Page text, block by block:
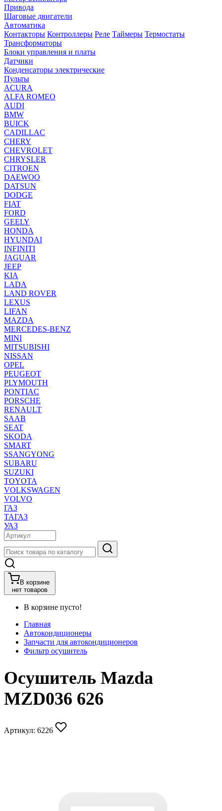
Привода
Шаговые двигатели
Автоматика
Контакторы Контроллеры Реле Таймеры Термостаты
Трансформаторы
Блоки управления и платы
Датчики
Конденсаторы электрические
Пульты
ACURA
ALFA ROMEO
AUDI
BMW
BUICK
CADILLAC
CHERY
CHEVROLET
CHRYSLER
CITROEN
DAEWOO
DATSUN
DODGE
FIAT
FORD
GEELY
HONDA
HYUNDAI
INFINITI
JAGUAR
JEEP
KIA
LADA
LAND ROVER
LEXUS
LIFAN
MAZDA
MERCEDES-BENZ
MINI
MITSUBISHI
NISSAN
OPEL
PEUGEOT
PLYMOUTH
PONTIAC
PORSCHE
RENAULT
SAAB
SEAT
SKODA
SMART
SSANGYONG
SUBARU
SUZUKI
TOYOTA
VOLKSWAGEN
VOLVO
ГАЗ
ТАГАЗ
УАЗ
В корзине
нет товаров
В корзине пусто!
Главная
Автокондиционеры
Запчасти для автокондиционеров
Фильтр осушитель
Осушитель Mazda
MZD036 626
Артикул: 6226